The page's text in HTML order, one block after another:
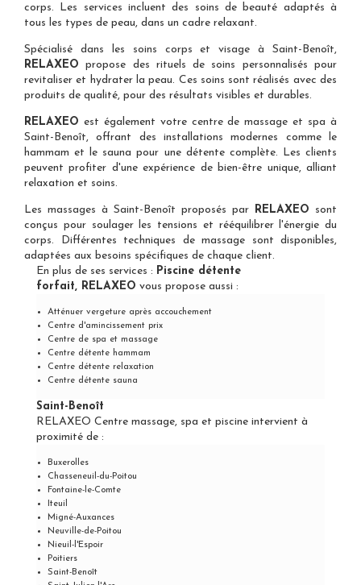
corps. Les services incluent des soins de beauté adaptés à
tous les types de peau, dans un cadre relaxant.
Spécialisé dans les soins corps et visage à Saint-Benoît,
RELAXEO propose des rituels de soins personnalisés pour
revitaliser et hydrater la peau. Ces soins sont réalisés avec des
produits de qualité, pour des résultats visibles et durables.
RELAXEO est également votre centre de massage et spa à
Saint-Benoît, offrant des installations modernes comme le
hammam et le sauna pour une détente complète. Les clients
peuvent profiter d'une expérience de bien-être unique, alliant
relaxation et soins.
Les massages à Saint-Benoît proposés par RELAXEO sont
conçus pour soulager les tensions et rééquilibrer l'énergie du
corps. Différentes techniques de massage sont disponibles,
adaptées aux besoins spécifiques de chaque client.
En plus de ses services : Piscine détente
forfait, RELAXEO vous propose aussi :
Atténuer vergeture après accouchement
Centre d'amincissement prix
Centre de spa et massage
Centre détente hammam
Centre détente relaxation
Centre détente sauna
Saint-Benoît
RELAXEO Centre massage, spa et piscine intervient à
proximité de :
Buxerolles
Chasseneuil-du-Poitou
Fontaine-le-Comte
Iteuil
Migné-Auxances
Neuville-de-Poitou
Nieuil-l'Espoir
Poitiers
Saint-Benoît